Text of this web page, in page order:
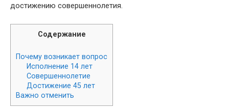
достижению совершеннолетия.
Содержание
Почему возникает вопрос
Исполнение 14 лет
Совершеннолетие
Достижение 45 лет
Важно отменить